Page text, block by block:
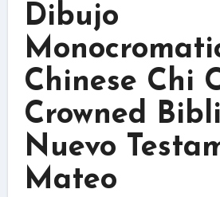
Dibujo
Chinese Chi
Crowned
Nuevo
Mateo